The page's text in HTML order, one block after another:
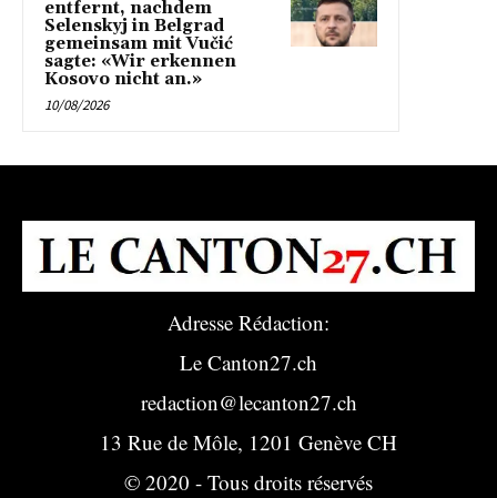
entfernt, nachdem
Selenskyj in Belgrad
gemeinsam mit Vučić
sagte: «Wir erkennen
Kosovo nicht an.»
10/08/2026
Adresse Rédaction:
Le Canton27.ch
redaction@lecanton27.ch
13 Rue de Môle, 1201 Genève CH
© 2020 - Tous droits réservés